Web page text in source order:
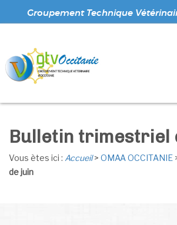
Groupement Technique
Bulletin trimestriel
Vous ètes ici : Accueil> OMAA OCCITANIE
de juin